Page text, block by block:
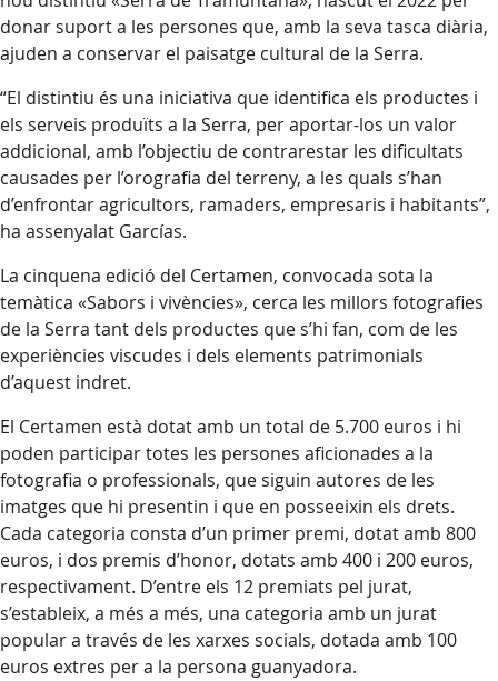
donar suport a les persones que, amb la seva tasca diària,
ajuden a conservar el paisatge cultural de la Serra.
“El distintiu és una iniciativa que identifica els productes i
els serveis produïts a la Serra, per aportar-los un valor
addicional, amb l’objectiu de contrarestar les dificultats
causades per l’orografia del terreny, a les quals s’han
d’enfrontar agricultors, ramaders, empresaris i habitants”,
ha assenyalat Garcías.
La cinquena edició del Certamen, convocada sota la
temàtica «Sabors i vivències», cerca les millors fotografies
de la Serra tant dels productes que s’hi fan, com de les
experiències viscudes i dels elements patrimonials
d’aquest indret.
El Certamen està dotat amb un total de 5.700 euros i hi
poden participar totes les persones aficionades a la
fotografia o professionals, que siguin autores de les
imatges que hi presentin i que en posseeixin els drets.
Cada categoria consta d’un primer premi, dotat amb 800
euros, i dos premis d’honor, dotats amb 400 i 200 euros,
respectivament. D’entre els 12 premiats pel jurat,
s’estableix, a més a més, una categoria amb un jurat
popular a través de les xarxes socials, dotada amb 100
euros extres per a la persona guanyadora.